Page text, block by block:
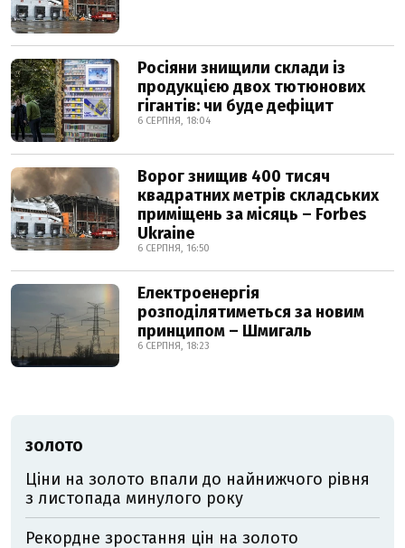
Росіяни знищили склади із
продукцією двох тютюнових
гігантів: чи буде дефіцит
6 СЕРПНЯ, 18:04
Ворог знищив 400 тисяч
квадратних метрів складських
приміщень за місяць – Forbes
Ukraine
6 СЕРПНЯ, 16:50
Електроенергія
розподілятиметься за новим
принципом – Шмигаль
6 СЕРПНЯ, 18:23
ЗОЛОТО
Ціни на золото впали до найнижчого рівня
з листопада минулого року
Рекордне зростання цін на золото